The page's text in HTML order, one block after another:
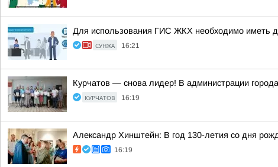
Для использования ГИС ЖКХ необходимо иметь
СУНЖА 16:21
Курчатов — снова лидер! В администрации
КУРЧАТОВ 16:19
Александр Хинштейн: В год 130-летия со дня
16:19